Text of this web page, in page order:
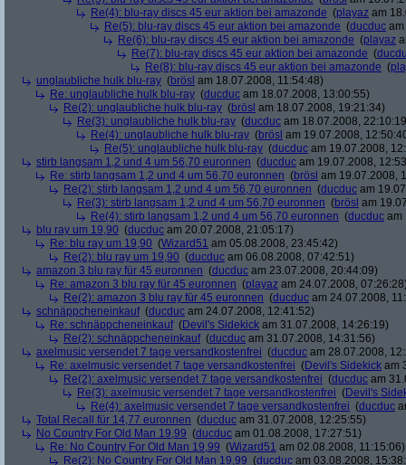
Re(4): blu-ray discs 45 eur aktion bei amazonde (playaz am
Re(5): blu-ray discs 45 eur aktion bei amazonde (ducduc
Re(6): blu-ray discs 45 eur aktion bei amazonde (playaz
Re(7): blu-ray discs 45 eur aktion bei amazonde (
Re(8): blu-ray discs 45 eur aktion bei amazonde (
unglaubliche hulk blu-ray (brösl am 18.07.2008, 11:54:48)
Re: unglaubliche hulk blu-ray (ducduc am 18.07.2008, 13:00:55)
Re(2): unglaubliche hulk blu-ray (brösl am 18.07.2008, 19:21:34)
Re(3): unglaubliche hulk blu-ray (ducduc am 18.07.2008,
Re(4): unglaubliche hulk blu-ray (brösl am 19.07.2008,
Re(5): unglaubliche hulk blu-ray (ducduc am 19.07.2008,
stirb langsam 1,2 und 4 um 56,70 euronnen (ducduc am 19.07.2008,
Re: stirb langsam 1,2 und 4 um 56,70 euronnen (brösl am 19.07.2008,
Re(2): stirb langsam 1,2 und 4 um 56,70 euronnen (ducduc am
Re(3): stirb langsam 1,2 und 4 um 56,70 euronnen (brösl am
Re(4): stirb langsam 1,2 und 4 um 56,70 euronnen (ducduc am
blu ray um 19,90 (ducduc am 20.07.2008, 21:05:17)
Re: blu ray um 19,90 (Wizard51 am 05.08.2008, 23:45:42)
Re(2): blu ray um 19,90 (ducduc am 06.08.2008, 07:42:51)
amazon 3 blu ray für 45 euronnen (ducduc am 23.07.2008, 20:44:09)
Re: amazon 3 blu ray für 45 euronnen (playaz am 24.07.2008,
Re(2): amazon 3 blu ray für 45 euronnen (ducduc am 24.07.2008,
schnäppcheneinkauf(ducduc am 24.07.2008, 12:41:52)
Re: schnäppcheneinkauf(Devil's Sidekick am 31.07.2008, 14:26:19)
Re(2): schnäppcheneinkauf(ducduc am 31.07.2008, 14:31:56)
axelmusic versendet 7 tage versandkostenfrei (ducduc am 28.07.2008,
Re: axelmusic versendet 7 tage versandkostenfrei (Devil's Sidekick am
Re(2): axelmusic versendet 7 tage versandkostenfrei (ducduc am
Re(3): axelmusic versendet 7 tage versandkostenfrei (Devil's
Re(4): axelmusic versendet 7 tage versandkostenfrei (ducduc
Total Recall für 14,77 euronnen (ducduc am 31.07.2008, 12:25:55)
No Country For Old Man 19,99 (ducduc am 01.08.2008, 17:27:51)
Re: No Country For Old Man 19,99 (Wizard51 am 02.08.2008, 11:15:06)
Re(2): No Country For Old Man 19,99 (ducduc am 03.08.2008,